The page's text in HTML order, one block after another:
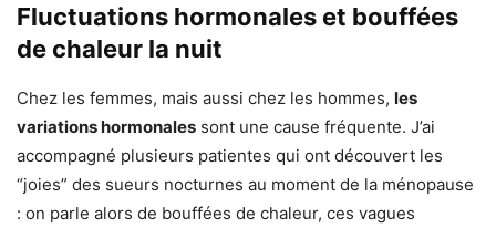
Fluctuations hormonales et bouffées
de chaleur la nuit
Chez les femmes, mais aussi chez les hommes, les
variations hormonales sont une cause fréquente. J’ai
accompagné plusieurs patientes qui ont découvert les
“joies” des sueurs nocturnes au moment de la ménopause
: on parle alors de bouffées de chaleur, ces vagues